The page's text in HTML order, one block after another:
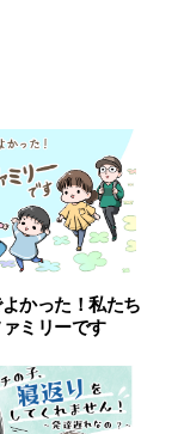
かった！私たち
ミリーです